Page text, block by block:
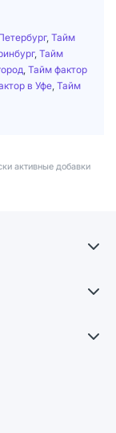
, Тайм
, Тайм
Тайм фактор
в Уфе Тайм
активные добавки